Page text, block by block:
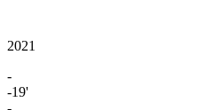
2021
-
-19'